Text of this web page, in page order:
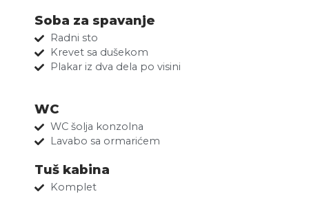
Soba za spavanje
Radni sto
Krevet sa dušekom
Plakar iz dva dela po visini
WC
WC šolja konzolna
Lavabo sa ormarićem
Tuš kabina
Komplet